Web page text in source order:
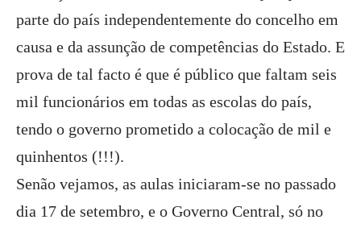
parte do país independentemente do concelho em
causa e da assunção de competências do Estado. E
prova de tal facto é que é público que faltam seis
mil funcionários em todas as escolas do país,
tendo o governo prometido a colocação de mil e
quinhentos (!!!).
Senão vejamos, as aulas iniciaram-se no passado
dia 17 de setembro, e o Governo Central, só no